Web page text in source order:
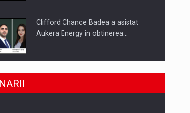
intr-o tranzactie de peste 25…
Clifford Chance Badea a asistat
Aukera Energy in obtinerea…
SAPTE PERSONALITATI DIN MEDIUL